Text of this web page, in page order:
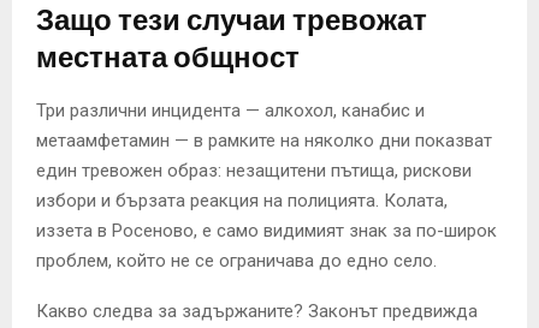
Защо тези случаи тревожат
местната общност
Три различни инцидента — алкохол, канабис и
метаамфетамин — в рамките на няколко дни показват
един тревожен образ: незащитени пътища, рискови
избори и бързата реакция на полицията. Колата,
иззета в Росеново, е само видимият знак за по-широк
проблем, който не се ограничава до едно село.
Какво следва за задържаните? Законът предвижда